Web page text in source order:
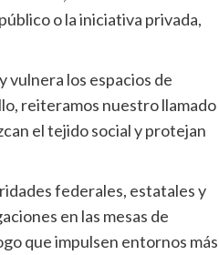
o la iniciativa privada,
vulnera los espacios de
reiteramos nuestro llamado
el tejido social y protejan
federales, estatales y
en las mesas de
que impulsen entornos más